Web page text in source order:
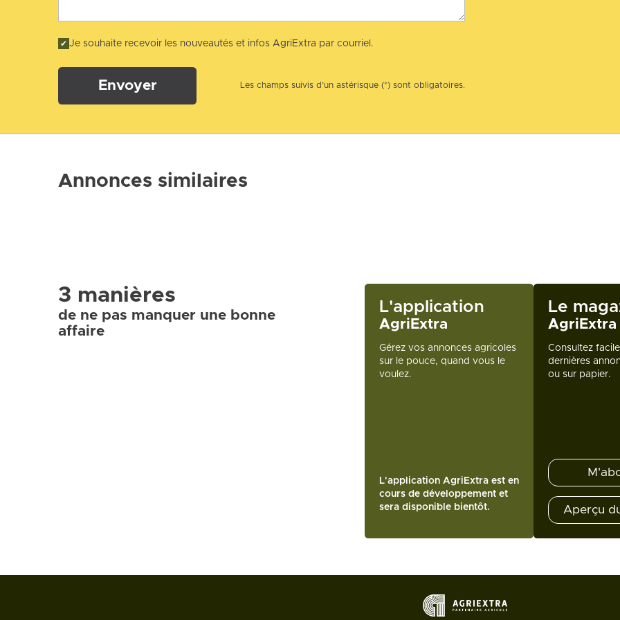
Je souhaite recevoir les nouveautés et infos AgriExtra par courriel.
Envoyer Les champs suivis d’un astérisque (*) sont obligatoires.
Annonces similaires
3 manières
de ne pas manquer une bonne
affaire
L'application
AgriExtra
Gérez vos annonces agricoles
sur le pouce, quand vous le
voulez.
L'application AgriExtra est en
cours de développement et
sera disponible bientôt.
Le
AgriExtra
Consultez
dernières
ou sur papier.
Aperçu